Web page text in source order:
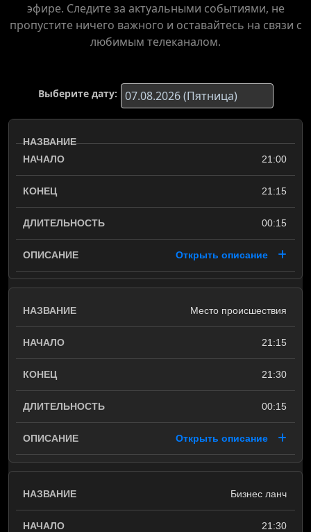
эфире. Следите за актуальными событиями, не
пропустите ничего важного и оставайтесь на связи с
любимым телеканалом.
Выберите дату:
21:00
21:15
00:15
Открыть описание
Место происшествия
21:15
21:30
00:15
Открыть описание
Бизнес ланч
21:30